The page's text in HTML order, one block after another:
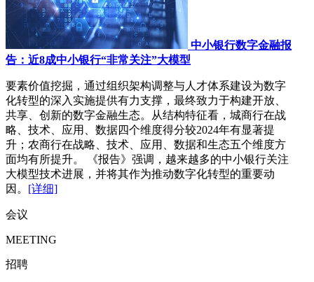
中小银行数字金融报
告：近8成中小银行“非常关注”大模型
要素价值挖掘，通过组织架构调整与人才体系建设为数字
化转型的深入实施提供有力支撑，最终致力于构建开放、
共享、创新的数字金融生态。从结构特征看，城商行在战
略、技术、应用、数据四个维度得分较2024年有显著提
升；农商行在战略、技术、应用、数据和生态五个维度方
面均有所提升。 《报告》强调，越来越多的中小银行关注
大模型技术进展，并将其作为推动数字化转型的重要动
因。 [详细]
会议
MEETING
招聘